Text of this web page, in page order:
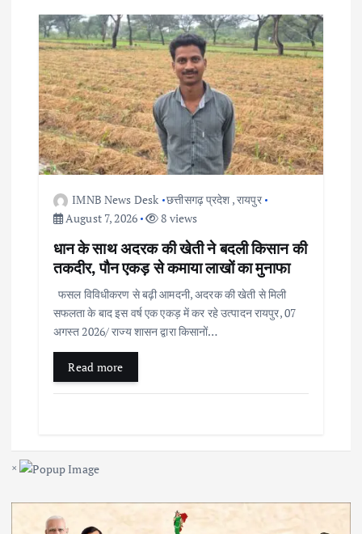
IMNB News Desk छत्तीसगढ़ प्रदेश ,रायपुर
August 7, 2026
8 views
धान के साथ अदरक की खेती ने बदली किसान की
तकदीर, पौन एकड़ से कमाया लाखों का मुनाफा
फसल विविधीकरण से बढ़ी आमदनी, अदरक की खेती से मिली
सफलता के बाद इस वर्ष एक एकड़ में कर रहे उत्पादन रायपुर, 07
अगस्त 2026/ राज्य शासन द्वारा किसानों…
Read more
×